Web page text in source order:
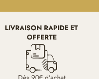
LIVRAISON RAPIDE ET
OFFERTE